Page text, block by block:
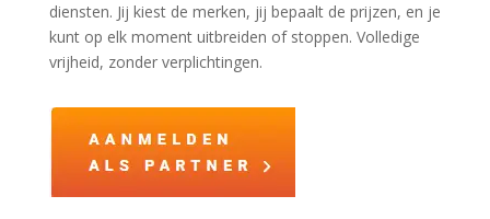
diensten. Jij kiest de merken, jij bepaalt de prijzen, en je
kunt op elk moment uitbreiden of stoppen. Volledige
vrijheid, zonder verplichtingen.